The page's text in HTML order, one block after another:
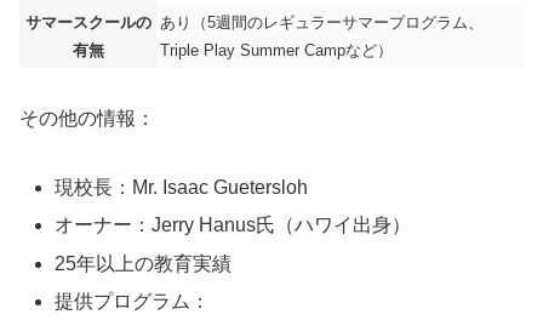
サマースクールの
有無
あり（5週間のレギュラーサマープログラム、
Triple Play Summer Campなど）
その他の情報：
現校長：Mr. Isaac Guetersloh
オーナー：Jerry Hanus氏（ハワイ出身）
25年以上の教育実績
提供プログラム：